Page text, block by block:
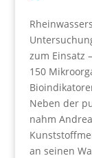
zum Einsatz
150
Neben der
nahm
an seinen